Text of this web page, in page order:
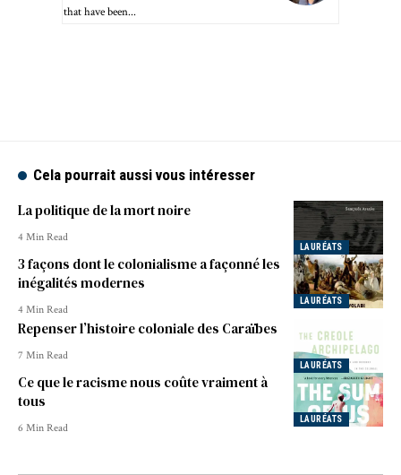
that have been...
Cela pourrait aussi vous intéresser
LAURÉATS
La politique de la mort noire
4 Min Read
LAURÉATS
3 façons dont le colonialisme a façonné les
inégalités modernes
4 Min Read
LAURÉATS
Repenser l’histoire coloniale des Caraïbes
7 Min Read
LAURÉATS
Ce que le racisme nous coûte vraiment à
tous
6 Min Read